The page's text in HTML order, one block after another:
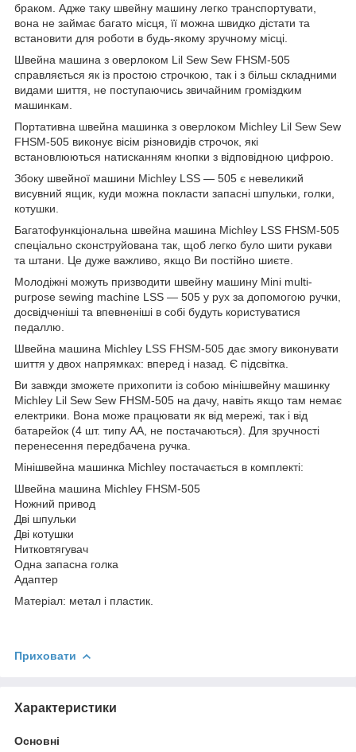
браком. Адже таку швейну машину легко транспортувати,
вона не займає багато місця, її можна швидко дістати та
встановити для роботи в будь-якому зручному місці.
Швейна машина з оверлоком Lil Sew Sew FHSM-505
справляється як із простою строчкою, так і з більш складними
видами шиття, не поступаючись звичайним громіздким
машинкам.
Портативна швейна машинка з оверлоком Michley Lil Sew Sew
FHSM-505 виконує вісім різновидів строчок, які
встановлюються натисканням кнопки з відповідною цифрою.
Збоку швейної машини Michley LSS — 505 є невеликий
висувний ящик, куди можна покласти запасні шпульки, голки,
котушки.
Багатофункціональна швейна машина Michley LSS FHSM-505
спеціально сконструйована так, щоб легко було шити рукави
та штани. Це дуже важливо, якщо Ви постійно шиєте.
Молодіжні можуть призводити швейну машину Mini multi-
purpose sewing machine LSS — 505 у рух за допомогою ручки,
досвідченіші та впевненіші в собі будуть користуватися
педаллю.
Швейна машина Michley LSS FHSM-505 дає змогу виконувати
шиття у двох напрямках: вперед і назад. Є підсвітка.
Ви завжди зможете прихопити із собою мінішвейну машинку
Michley Lil Sew Sew FHSM-505 на дачу, навіть якщо там немає
електрики. Вона може працювати як від мережі, так і від
батарейок (4 шт. типу АА, не постачаються). Для зручності
перенесення передбачена ручка.
Мінішвейна машинка Michley постачається в комплекті:
Швейна машина Michley FHSM-505
Ножний привод
Дві шпульки
Дві котушки
Нитковтягувач
Одна запасна голка
Адаптер
Матеріал: метал і пластик.
Приховати
Характеристики
Основні